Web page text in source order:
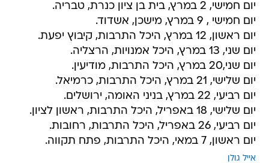
יום חמישי, 2 במרץ, בית בן ציון כנרת, טבריה.
יום חמישי , 9 במרץ, מישכן, אשדוד.
יום ראשון, 12 במרץ, היכל התרבות, קיבוץ יפעת.
יום שני, 13 במרץ, היכל אמנויות, הרצליה.
יום שני,20 במרץ, היכל התרבות, מודיעין.
יום שלישי, 21 במרץ, היכל התרבות, כרמיאל.
יום רביעי, 22 במרץ, בניני האומה, ירושלים.
יום שלישי, 18 באפריל, היכל התרבות, ראשון לציון.
יום רביעי, 26 באפריל, היכל התרבות, רחובות.
יום ראשון, 7 במאי, היכל התרבות, פתח תקווה.
אייל גולן